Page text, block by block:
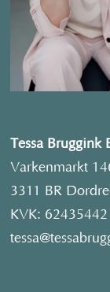
Tessa Bruggink
Varkenmarkt
3311 BR
KVK: 62435442